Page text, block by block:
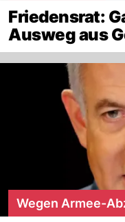
Friedensrat:
Ausweg aus
Wegen Armee-